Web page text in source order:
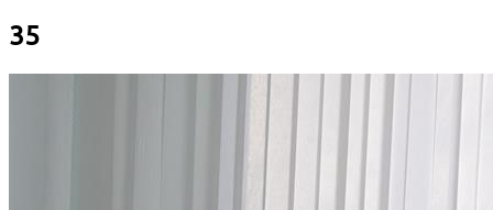
35